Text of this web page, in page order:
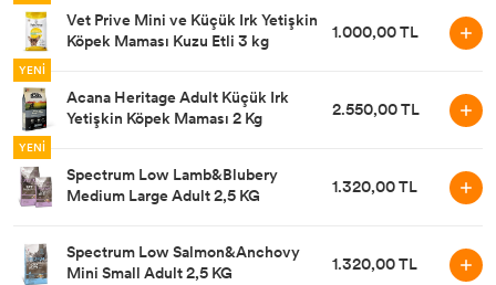
YENİ
Vet Prive Mini ve Küçük Irk Yetişkin
Köpek Maması Kuzu Etli 3 kg
1.000,00 TL
YENİ
Acana Heritage Adult Küçük Irk
Yetişkin Köpek Maması 2 Kg
2.550,00 TL
Spectrum Low Lamb&Blubery
Medium Large Adult 2,5 KG
1.320,00 TL
Spectrum Low Salmon&Anchovy
Mini Small Adult 2,5 KG
1.320,00 TL
Tasma & Künye
Oyuncak
Yatak, Kulübe, Taşıma